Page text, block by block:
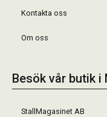
Kontakta oss
Om oss
Besök vår butik i
StallMagasinet AB